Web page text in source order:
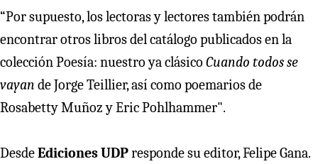
“Por supuesto, los lectoras y lectores también podrán
encontrar otros libros del catálogo publicados en la
colección Poesía: nuestro ya clásico Cuando todos se
vayan de Jorge Teillier, así como poemarios de
Rosabetty Muñoz y Eric Pohlhammer".
DesdeEdiciones UDPresponde su editor, Felipe Gana.